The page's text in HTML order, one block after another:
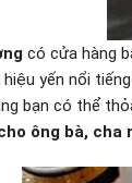
có cửa hàng
yến nổi
bạn có thể
ông bà, cha